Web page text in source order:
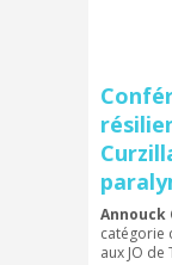
Annouck
catégorie
aux JO